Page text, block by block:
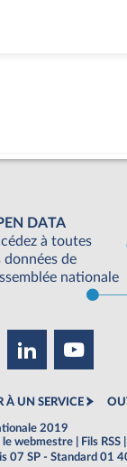
DATA
à toutes
données de
nationale
À UN SERVICE
2019
webmestre Fils RSS
07 SP - Standard 01